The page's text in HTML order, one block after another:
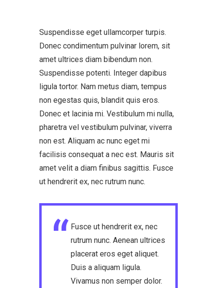
Suspendisse eget ullamcorper turpis.
Donec condimentum pulvinar lorem, sit
amet ultrices diam bibendum non.
Suspendisse potenti. Integer dapibus
ligula tortor. Nam metus diam, tempus
non egestas quis, blandit quis eros.
Donec et lacinia mi. Vestibulum mi nulla,
pharetra vel vestibulum pulvinar, viverra
non est. Aliquam ac nunc eget mi
facilisis consequat a nec est. Mauris sit
amet velit a diam finibus sagittis. Fusce
ut hendrerit ex, nec rutrum nunc.
Fusce ut hendrerit ex, nec
rutrum nunc. Aenean ultrices
placerat eros eget aliquet.
Duis a aliquam ligula.
Vivamus non semper dolor.